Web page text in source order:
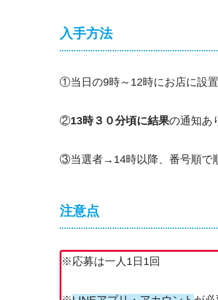
入手方法
①当日の9時～12時にお店に設置
②13時３０分頃に結果の通知あ
③当選者→14時以降、番号順で
注意点
※応募は一人1日1回